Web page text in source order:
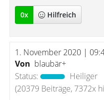
0x Hilfreich
1. November 2020 |
Von blaubär+
Status:
Heiliger
(20379 Beiträge, 7372x